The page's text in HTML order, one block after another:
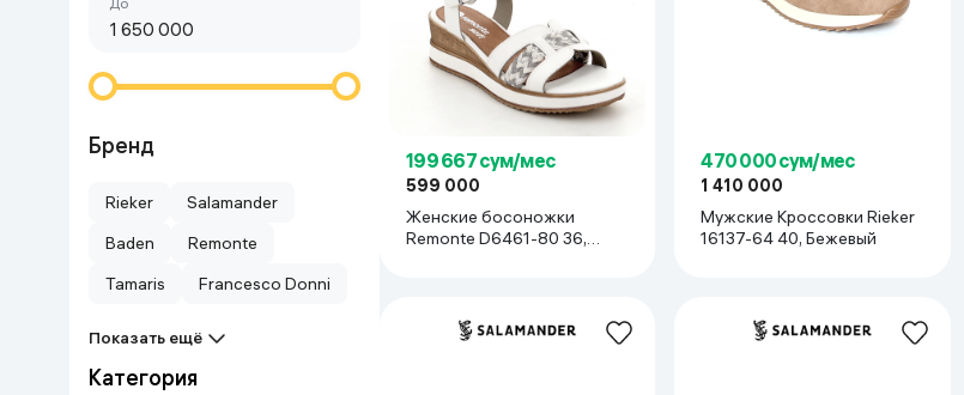
Спортивные товары
Строительство и ремонт
Очки виртуальной реальности
Умные очки
Бренд
Rieker
Salamander
Baden
Remonte
Tamaris
Francesco Donni
Показать ещё
Категория
199 667 сум/мес
599 000
Женские босоножки
Remonte D6461-80 36,
470 000 сум/мес
1 410 000
Мужские Кроссовки Rieker
16137-64 40, Бежевый